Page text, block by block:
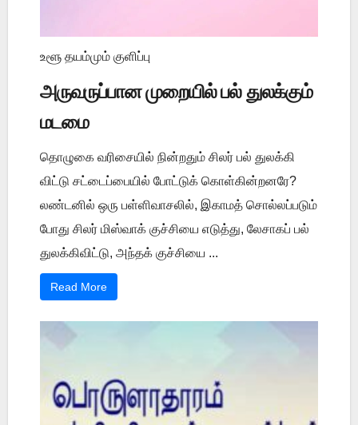
உளூ தயம்மும் குளிப்பு
அருவருப்பான முறையில் பல் துலக்கும்
மடமை
தொழுகை வரிசையில் நின்றதும் சிலர் பல் துலக்கி
விட்டு சட்டைப்பையில் போட்டுக் கொள்கின்றனரே?
லண்டனில் ஒரு பள்ளிவாசலில், இகாமத் சொல்லப்படும்
போது சிலர் மிஸ்வாக் குச்சியை எடுத்து, லேசாகப் பல்
துலக்கிவிட்டு, அந்தக் குச்சியை ...
Read More